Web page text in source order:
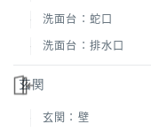
洗面台：蛇口
洗面台：排水口
玄関
玄関：壁